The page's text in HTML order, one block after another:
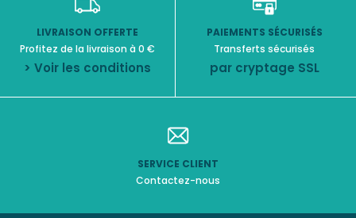
LIVRAISON OFFERTE
Profitez de la livraison à 0 €
> Voir les conditions
PAIEMENTS SÉCURISÉS
Transferts sécurisés
par cryptage SSL
SERVICE CLIENT
Contactez-nous